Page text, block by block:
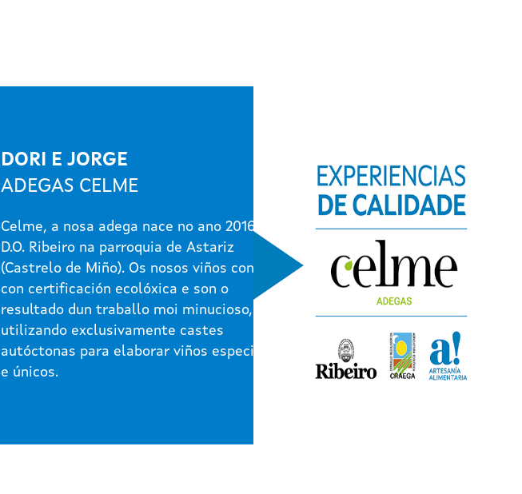
DORI E JORGE
ADEGAS CELME
Celme, a nosa adega nace no ano 2016 na
D.O. Ribeiro na parroquia de Astariz
(Castrelo de Miño). Os nosos viños contan
con certificación ecolóxica e son o
resultado dun traballo moi minucioso,
utilizando exclusivamente castes
autóctonas para elaborar viños especiais
e únicos.